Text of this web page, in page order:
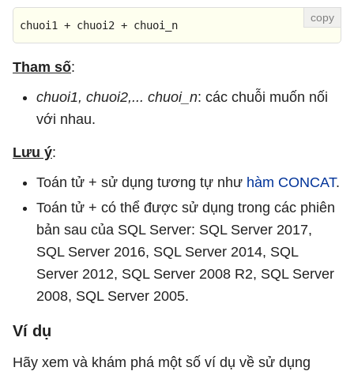
chuoi1 + chuoi2 + chuoi_n
Tham số:
chuoi1, chuoi2,... chuoi_n: các chuỗi muốn nối
với nhau.
Lưu ý:
Toán tử + sử dụng tương tự như hàm CONCAT.
Toán tử + có thể được sử dụng trong các phiên
bản sau của SQL Server: SQL Server 2017,
SQL Server 2016, SQL Server 2014, SQL
Server 2012, SQL Server 2008 R2, SQL Server
2008, SQL Server 2005.
Ví dụ
Hãy xem và khám phá một số ví dụ về sử dụng